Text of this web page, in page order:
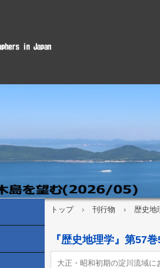
トップ › 刊行物 › 歴史地
『歴史地理学』第57
大正・昭和初期の淀川流域